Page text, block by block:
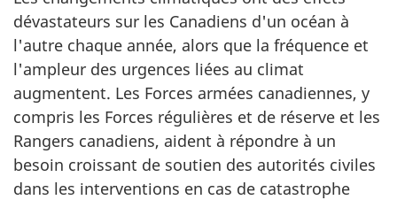
dévastateurs sur les Canadiens d'un océan à
l'autre chaque année, alors que la fréquence et
l'ampleur des urgences liées au climat
augmentent. Les Forces armées canadiennes, y
compris les Forces régulières et de réserve et les
Rangers canadiens, aident à répondre à un
besoin croissant de soutien des autorités civiles
dans les interventions en cas de catastrophe